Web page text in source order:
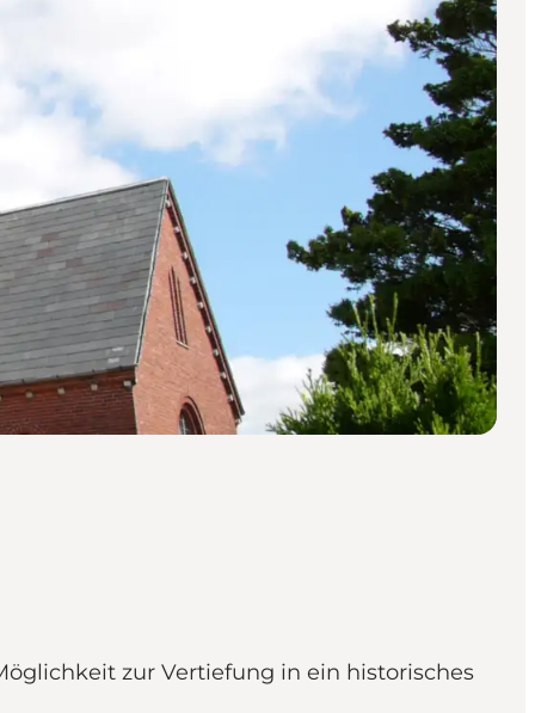
zur Vertiefung in ein historisches